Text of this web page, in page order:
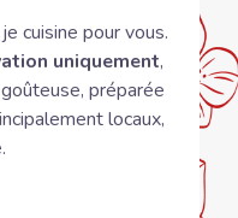
cuisine pour vous.
uniquement,
préparée
locaux,